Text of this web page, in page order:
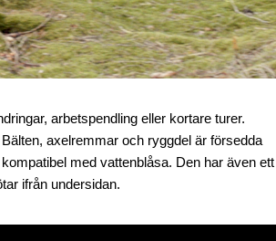
arbetspendling eller kortare turer.
axelremmar och ryggdel är försedda
med vattenblåsa. Den har även ett
ifrån undersidan.